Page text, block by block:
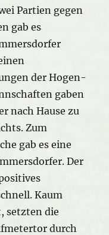
Partien gegen
gab es
der Hogen-
gaben
nach Hause zu
Zum
gab es eine
Der
Kaum
setzten die
durch